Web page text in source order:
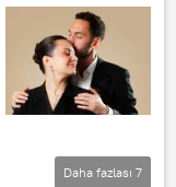
Daha fazlası 7